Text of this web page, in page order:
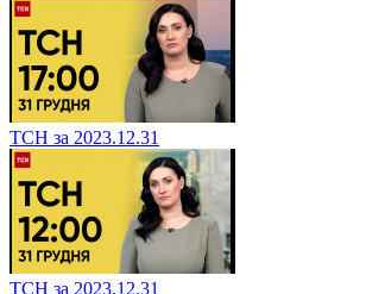
ТСН за 2023.12.31
ТСН за 2023.12.31